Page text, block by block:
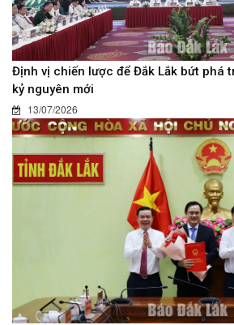
Định vị chiến lược để Đắk Lắk bứt phá
kỷ nguyên mới
13/07/2026